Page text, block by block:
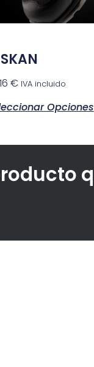
€ IVA incluido
Opciones